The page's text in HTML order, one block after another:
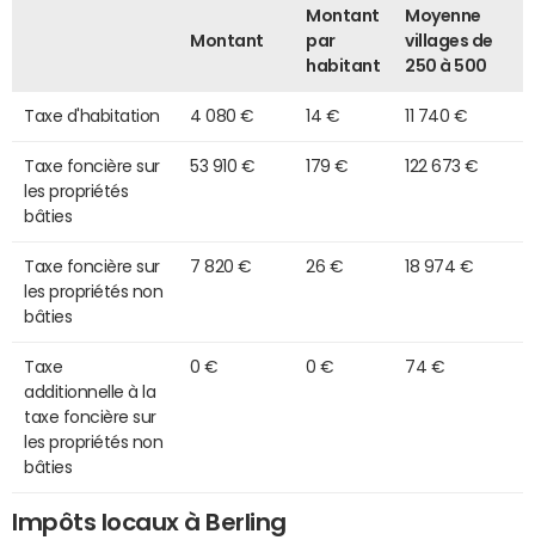
Montant
Montant
par
habitant
Moyenne
villages de
250 à 500
Taxe d'habitation 4 080 € 14 € 11 740 €
Taxe foncière sur
les propriétés
bâties
53 910 € 179 € 122 673 €
Taxe foncière sur
les propriétés non
bâties
7 820 € 26 € 18 974 €
Taxe
additionnelle à la
taxe foncière sur
les propriétés non
bâties
0 € 0 € 74 €
Impôts locaux à Berling